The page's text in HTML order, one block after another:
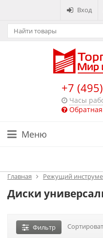
Вход
+7
Часы
Меню
Главная Режущий
Диски
Фильтр